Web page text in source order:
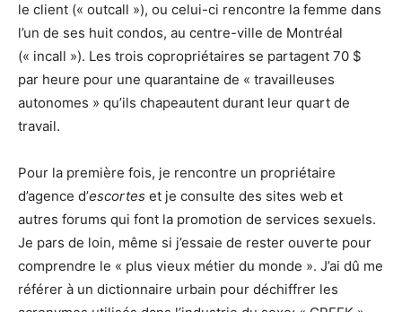
le client (« outcall »), ou celui-ci rencontre la femme dans
l’un de ses huit condos, au centre-ville de Montréal
(« incall »). Les trois copropriétaires se partagent 70 $
par heure pour une quarantaine de « travailleuses
autonomes » qu’ils chapeautent durant leur quart de
travail.
Pour la première fois, je rencontre un propriétaire
d’agence d’escortes et je consulte des sites web et
autres forums qui font la promotion de services sexuels.
Je pars de loin, même si j’essaie de rester ouverte pour
comprendre le « plus vieux métier du monde ». J’ai dû me
référer à un dictionnaire urbain pour déchiffrer les